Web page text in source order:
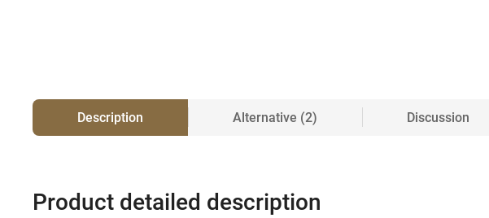
Description Alternative (2) Discussion
Product detailed description